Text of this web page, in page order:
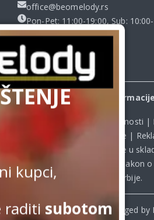
office@beomelody.rs
Pon-Pet: 11:00-19:00, Sub:
radimo
Kupovina na sajtu obavlja se u
Republike Srbije, uključujući **
Zakon
Srbije.
Informacije
Politika privatnosti |
odustanak od kupovine |
© Beomelody.rs. 2025. Desinged
kupci,
raditisubotom